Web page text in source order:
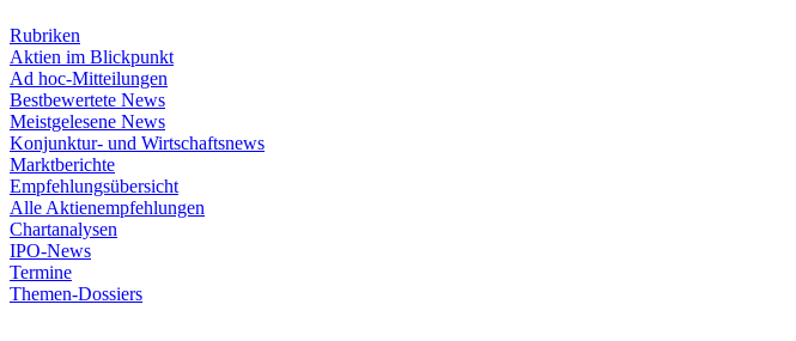
Rubriken
Aktien im Blickpunkt
Ad hoc-Mitteilungen
Bestbewertete News
Meistgelesene News
Konjunktur- und Wirtschaftsnews
Marktberichte
Empfehlungsübersicht
Alle Aktienempfehlungen
Chartanalysen
IPO-News
Termine
Themen-Dossiers